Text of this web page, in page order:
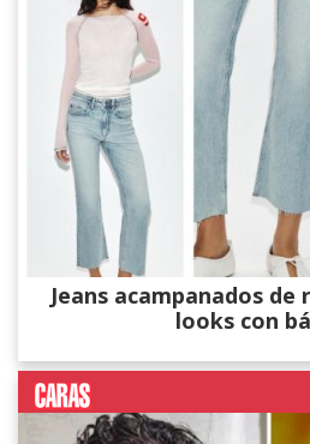
Jeans acampanados de
looks con